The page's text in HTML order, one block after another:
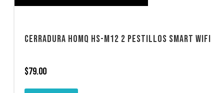
CERRADURA HOMQ HS-M12 2 PESTILLOS SMART WIFI
$79.00